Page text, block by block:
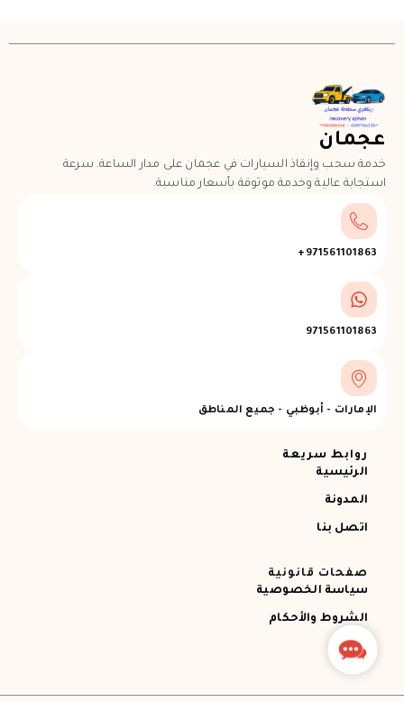
عجمان
خدمة سحب وإنقاذ السيارات في عجمان على مدار الساعة. سرعة
استجابة عالية وخدمة موثوقة بأسعار مناسبة.
971561101863+
971561101863
الإمارات - أبوظبي - جميع المناطق
روابط سريعة
الرئيسية
المدونة
اتصل بنا
صفحات قانونية
سياسة الخصوصية
الشروط والأحكام
Contact
Us